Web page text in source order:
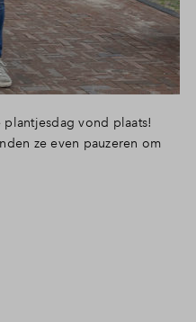
vond plaats!
ze even pauzeren om